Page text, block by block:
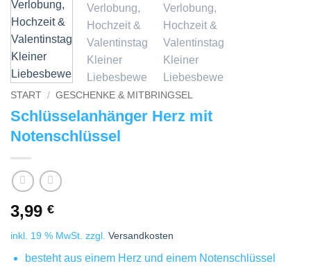
START / GESCHENKE & MITBRINGSEL
Schlüsselanhänger Herz mit
Notenschlüssel
3,99 €
inkl. 19 % MwSt. zzgl. Versandkosten
besteht aus einem Herz und einem Notenschlüssel